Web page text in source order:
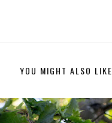
YOU MIGHT ALSO LIKE